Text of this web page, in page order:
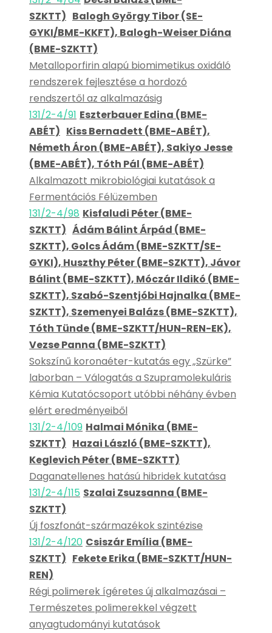
SZKTT) Balogh György Tibor (SE-
GYKI/BME-KKFT), Balogh-Weiser Diána
(BME-SZKTT)
Metalloporfirin alapú biomimetikus oxidáló
rendszerek fejlesztése a hordozó
rendszertől az alkalmazásig
131/2-4/91 Eszterbauer Edina (BME-
ABÉT) Kiss Bernadett (BME-ABÉT),
Németh Áron (BME-ABÉT), Sakiyo Jesse
(BME-ABÉT), Tóth Pál (BME-ABÉT)
Alkalmazott mikrobiológiai kutatások a
Fermentációs Félüzemben
131/2-4/98 Kisfaludi Péter (BME-
SZKTT) Ádám Bálint Árpád (BME-
SZKTT), Golcs Ádám (BME-SZKTT/SE-
GYKI), Huszthy Péter (BME-SZKTT), Jávor
Bálint (BME-SZKTT), Móczár Ildikó (BME-
SZKTT), Szabó-Szentjóbi Hajnalka (BME-
SZKTT), Szemenyei Balázs (BME-SZKTT),
Tóth Tünde (BME-SZKTT/HUN-REN-EK),
Vezse Panna (BME-SZKTT)
Sokszínű koronaéter-kutatás egy „Szürke”
laborban – Válogatás a Szupramolekuláris
Kémia Kutatócsoport utóbbi néhány évben
elért eredményeiből
131/2-4/109 Halmai Mónika (BME-
SZKTT) Hazai László (BME-SZKTT),
Keglevich Péter (BME-SZKTT)
Daganatellenes hatású hibridek kutatása
131/2-4/115 Szalai Zsuzsanna (BME-
SZKTT)
Új foszfonát-származékok szintézise
131/2-4/120 Csiszár Emília (BME-
SZKTT) Fekete Erika (BME-SZKTT/HUN-
REN)
Régi polimerek ígéretes új alkalmazásai –
Természetes polimerekkel végzett
anyagtudományi kutatások